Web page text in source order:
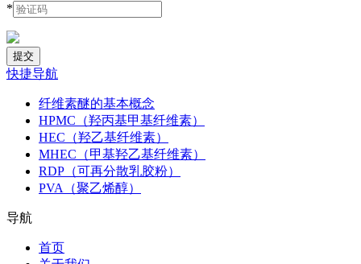
*
快捷导航
纤维素醚的基本概念
HPMC（羟丙基甲基纤维素）
HEC（羟乙基纤维素）
MHEC（甲基羟乙基纤维素）
RDP（可再分散乳胶粉）
PVA（聚乙烯醇）
导航
首页